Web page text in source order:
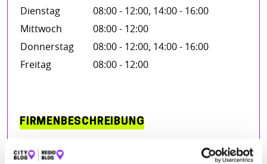
Dienstag
08:00 - 12:00, 14:00 - 16:00
Mittwoch
08:00 - 12:00
Donnerstag
08:00 - 12:00, 14:00 - 16:00
Freitag
08:00 - 12:00
FIRMENBESCHREIBUNG
US-Lymphknoten